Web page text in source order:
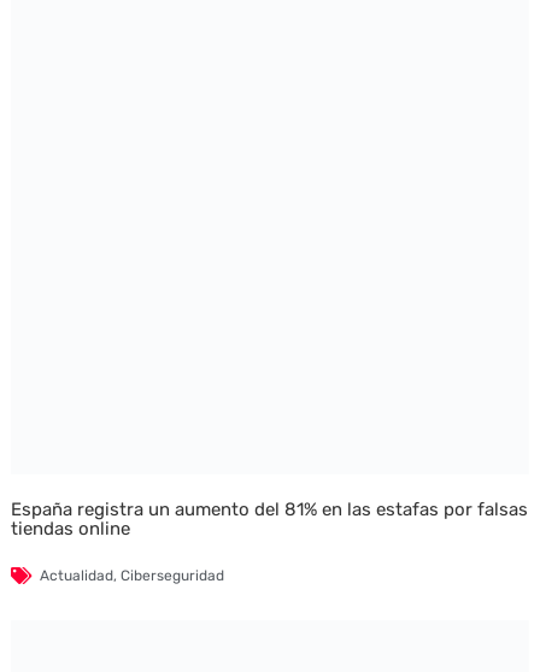
España registra un aumento del 81% en las estafas por falsas
tiendas online
Actualidad, Ciberseguridad